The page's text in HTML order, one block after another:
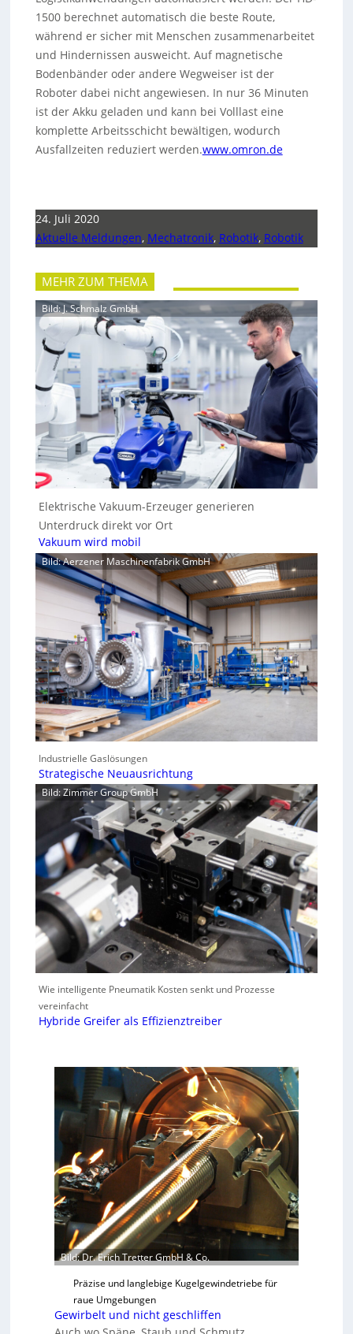
1500 berechnet automatisch die beste Route,
während er sicher mit Menschen zusammenarbeitet
und Hindernissen ausweicht. Auf magnetische
Bodenbänder oder andere Wegweiser ist der
Roboter dabei nicht angewiesen. In nur 36 Minuten
ist der Akku geladen und kann bei Volllast eine
komplette Arbeitsschicht bewältigen, wodurch
Ausfallzeiten reduziert werden.www.omron.de
24. Juli 2020
Aktuelle Meldungen, Mechatronik, Robotik, Robotik
MEHR ZUM THEMA
Bild: J. Schmalz GmbH
Elektrische Vakuum-Erzeuger generieren
Unterdruck direkt vor Ort
Vakuum wird mobil
Bild: Aerzener Maschinenfabrik GmbH
Industrielle Gaslösungen
Strategische Neuausrichtung
Bild: Zimmer Group GmbH
Wie intelligente Pneumatik Kosten senkt und Prozesse
vereinfacht
Hybride Greifer als Effizienztreiber
Bild: Dr. Erich Tretter GmbH & Co.
Präzise und langlebige Kugelgewindetriebe für
raue Umgebungen
Gewirbelt und nicht geschliffen